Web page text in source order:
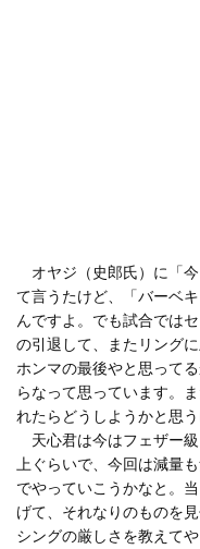
オヤジ（史郎氏）に「
て言うたけど、「バーベ
んですよ。でも試合では
の引退して、またリング
ホンマの最後やと思って
らなって思っています。
れたらどうしようかと思う
天心君は今はフェザー
上ぐらいで、今回は減量
でやっていこうかなと。
げて、それなりのものを
シングの厳しさを教えてや